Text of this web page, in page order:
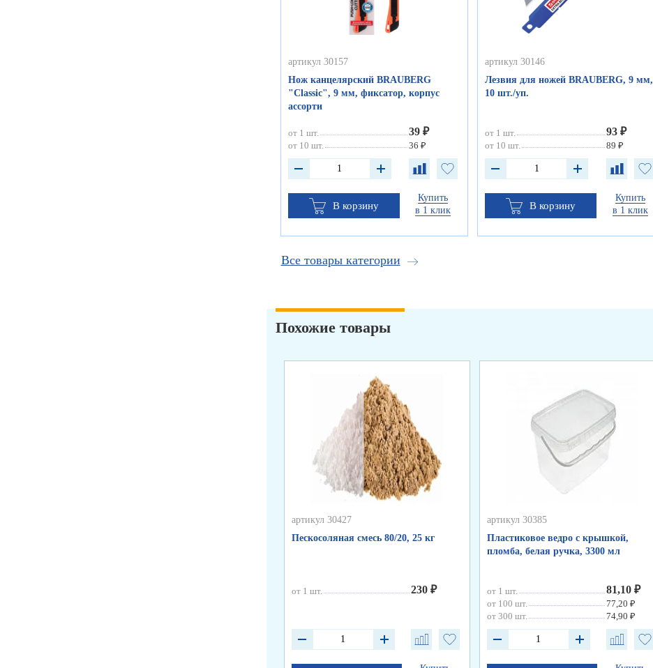
артикул 30157
Нож канцелярский BRAUBERG
"Classic", 9 мм, фиксатор, корпус
ассорти
от 1 шт. 39 ₽
от 10 шт. 36 ₽
В корзину
Купить
в 1 клик
артикул 30146
Лезвия для ножей BRAUBERG, 9 мм,
10 шт./уп.
от 1 шт. 93 ₽
от 10 шт. 89 ₽
В корзину
Купить
в 1 клик
Все товары категории
Похожие товары
артикул 30427
Пескосоляная смесь 80/20, 25 кг
от 1 шт. 230 ₽
артикул 30385
Пластиковое ведро с крышкой,
пломба, белая ручка, 3300 мл
от 1 шт. 81,10 ₽
от 100 шт.
77,20 ₽
от 300 шт.
74,90 ₽